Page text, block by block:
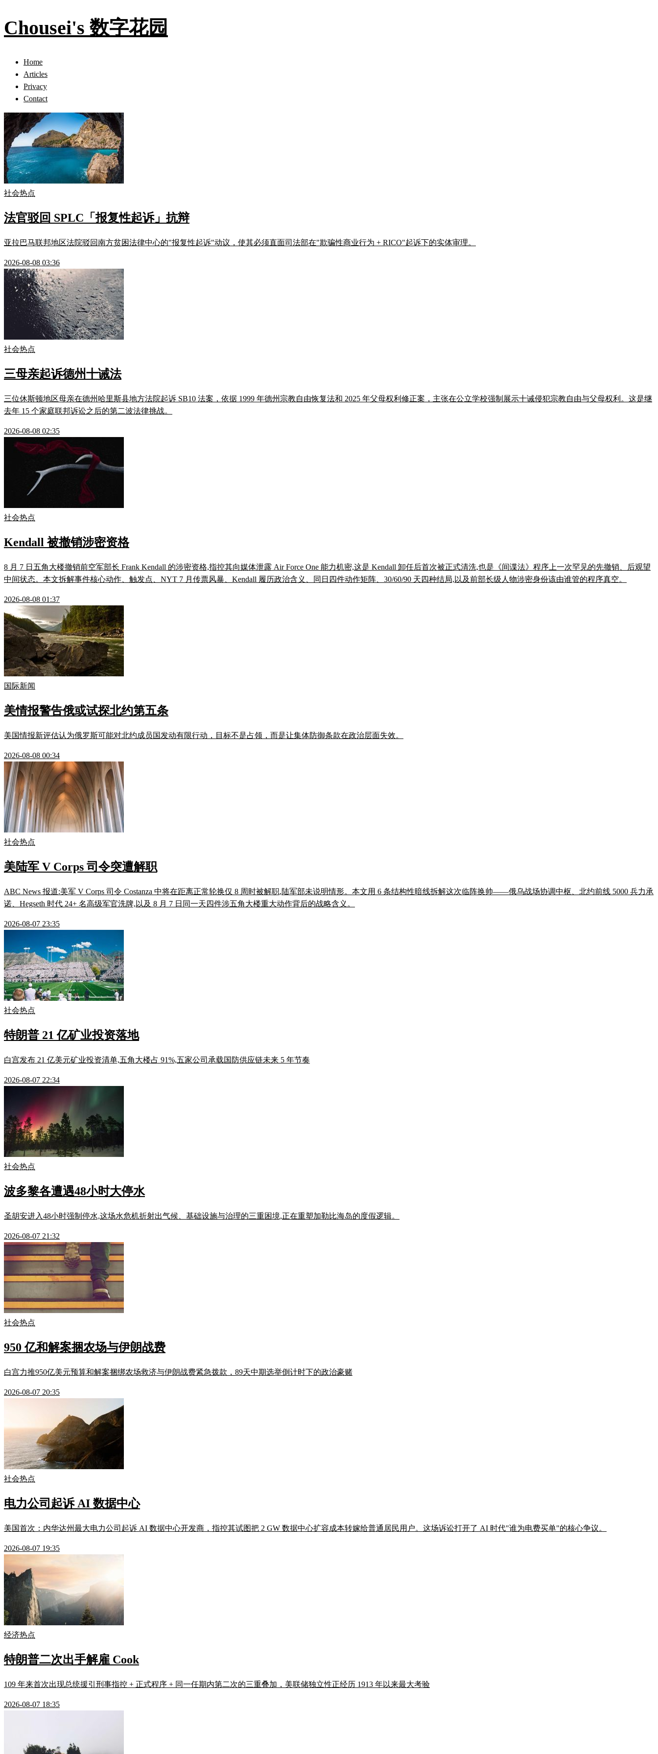
Chousei's 数字花园
Home
Articles
Privacy
Contact
社会热点
法官驳回 SPLC「报复性起诉」抗辩
亚拉巴马联邦地区法院驳回南方贫困法律中心的"报复性起诉"动议，使其必须直面司法部在"欺骗性商业行为 + RICO"起诉下的实体审理。
2026-08-08 03:36
社会热点
三母亲起诉德州十诫法
三位休斯顿地区母亲在德州哈里斯县地方法院起诉 SB10 法案，依据 1999 年德州宗教自由恢复法和 2025 年父母权利修正案，主张在公立学校强制展示十诫侵犯宗教自由与父母权利。这是继
去年 15 个家庭联邦诉讼之后的第二波法律挑战。
2026-08-08 02:35
社会热点
Kendall 被撤销涉密资格
8 月 7 日五角大楼撤销前空军部长 Frank Kendall 的涉密资格,指控其向媒体泄露 Air Force One 能力机密,这是 Kendall 卸任后首次被正式清洗,也是《间谍法》程序上一次罕见的先撤销、后观望
中间状态。本文拆解事件核心动作、触发点、NYT 7 月传票风暴、Kendall 履历政治含义、同日四件动作矩阵、30/60/90 天四种结局,以及前部长级人物涉密身份该由谁管的程序真空。
2026-08-08 01:37
国际新闻
美情报警告俄或试探北约第五条
美国情报新评估认为俄罗斯可能对北约成员国发动有限行动，目标不是占领，而是让集体防御条款在政治层面失效。
2026-08-08 00:34
社会热点
美陆军 V Corps 司令突遭解职
ABC News 报道:美军 V Corps 司令 Costanza 中将在距离正常轮换仅 8 周时被解职,陆军部未说明情形。本文用 6 条结构性暗线拆解这次临阵换帅——俄乌战场协调中枢、北约前线 5000 兵力承
诺、Hegseth 时代 24+ 名高级军官洗牌,以及 8 月 7 日同一天四件涉五角大楼重大动作背后的战略含义。
2026-08-07 23:35
社会热点
特朗普 21 亿矿业投资落地
白宫发布 21 亿美元矿业投资清单,五角大楼占 91%,五家公司承载国防供应链未来 5 年节奏
2026-08-07 22:34
社会热点
波多黎各遭遇48小时大停水
圣胡安进入48小时强制停水,这场水危机折射出气候、基础设施与治理的三重困境,正在重塑加勒比海岛的度假逻辑。
2026-08-07 21:32
社会热点
950 亿和解案捆农场与伊朗战费
白宫力推950亿美元预算和解案捆绑农场救济与伊朗战费紧急拨款，89天中期选举倒计时下的政治豪赌
2026-08-07 20:35
社会热点
电力公司起诉 AI 数据中心
美国首次：内华达州最大电力公司起诉 AI 数据中心开发商，指控其试图把 2 GW 数据中心扩容成本转嫁给普通居民用户。这场诉讼打开了 AI 时代"谁为电费买单"的核心争议。
2026-08-07 19:35
经济热点
特朗普二次出手解雇 Cook
109 年来首次出现总统援引刑事指控 + 正式程序 + 同一任期内第二次的三重叠加，美联储独立性正经历 1913 年以来最大考验
2026-08-07 18:35